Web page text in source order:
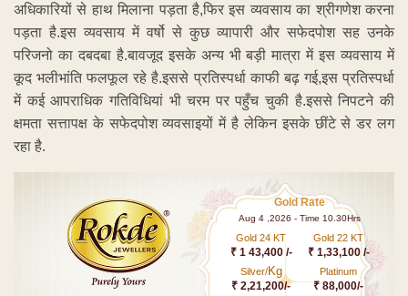
अधिकारियों से हाथ मिलाना पड़ता है,फिर इस व्यवसाय का श्रीगणेश करना
पड़ता है.इस व्यवसाय में वर्षो से कुछ व्यापारी और सफेदपोश सह उनके
परिजनो का दबदबा है.बावजूद इसके अन्य भी बड़ी मात्रा में इस व्यवसाय में
कूद भलीभांति फलफूल रहे है.इससे प्रतिस्पर्धा काफी बढ़ गई,इस प्रतिस्पर्धा
में कई आपराधिक गतिविधियां भी चरम पर पहुँच चुकी है.इससे निपटने की
क्षमता सत्तापक्ष के सफेदपोश व्यवसाइयों में है लेकिन इसके छींटे से डर लग
रहा है.
Gold Rate
Aug 4 ,2026 - Time 10.30Hrs
Gold 24 KT
₹ 1 43,400 /-
Gold 22 KT
₹ 1,33,100 /-
Silver/Kg
₹ 2,21,200/-
Platinum
₹ 88,000/-